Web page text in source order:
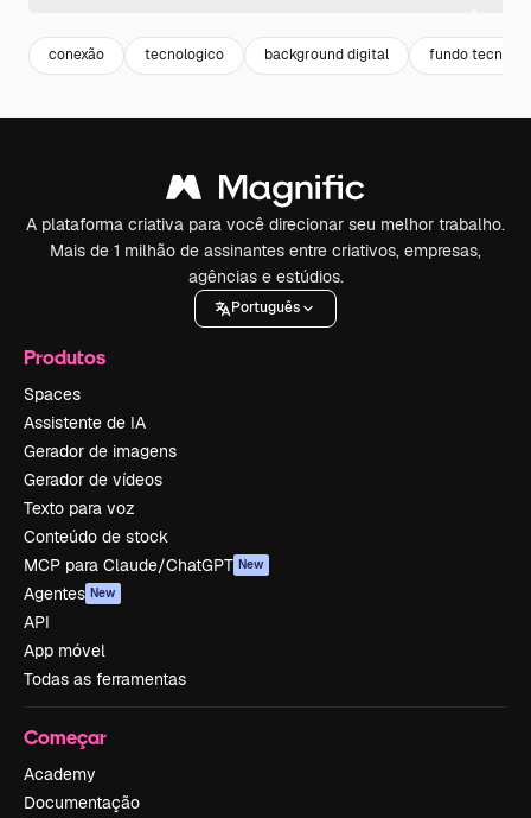
conexão tecnologico background digital fundo
A plataforma criativa para você direcionar seu melhor trabalho.
Mais de 1 milhão de assinantes entre criativos, empresas,
agências e estúdios.
Português
Produtos
Spaces
Assistente de IA
Gerador de imagens
Gerador de vídeos
Texto para voz
Conteúdo de stock
MCP para Claude/ChatGPT New
Agentes New
API
App móvel
Todas as ferramentas
Começar
Academy
Documentação